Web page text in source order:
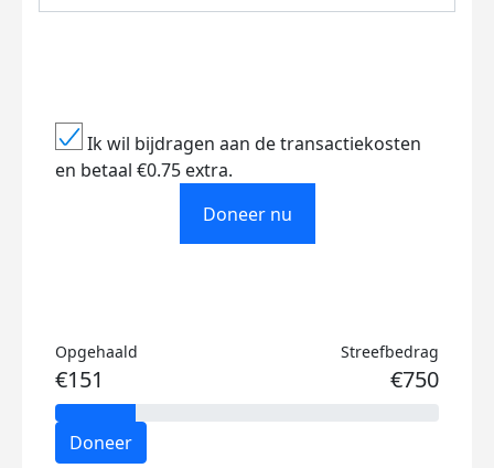
Ik wil bijdragen aan de transactiekosten
en betaal €0.75 extra.
Doneer nu
Opgehaald
€151
Streefbedrag
€750
Doneer